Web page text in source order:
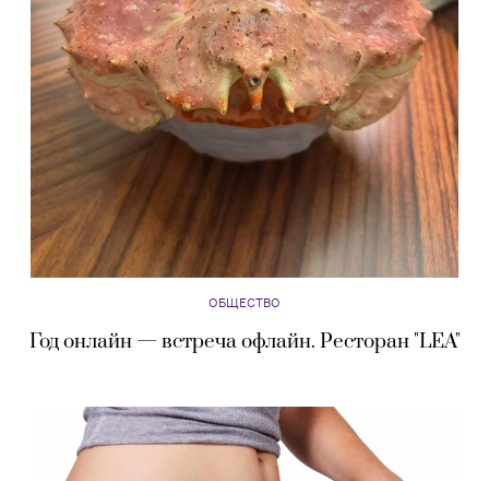
ОБЩЕСТВО
Год онлайн — встреча офлайн. Ресторан "LEA"